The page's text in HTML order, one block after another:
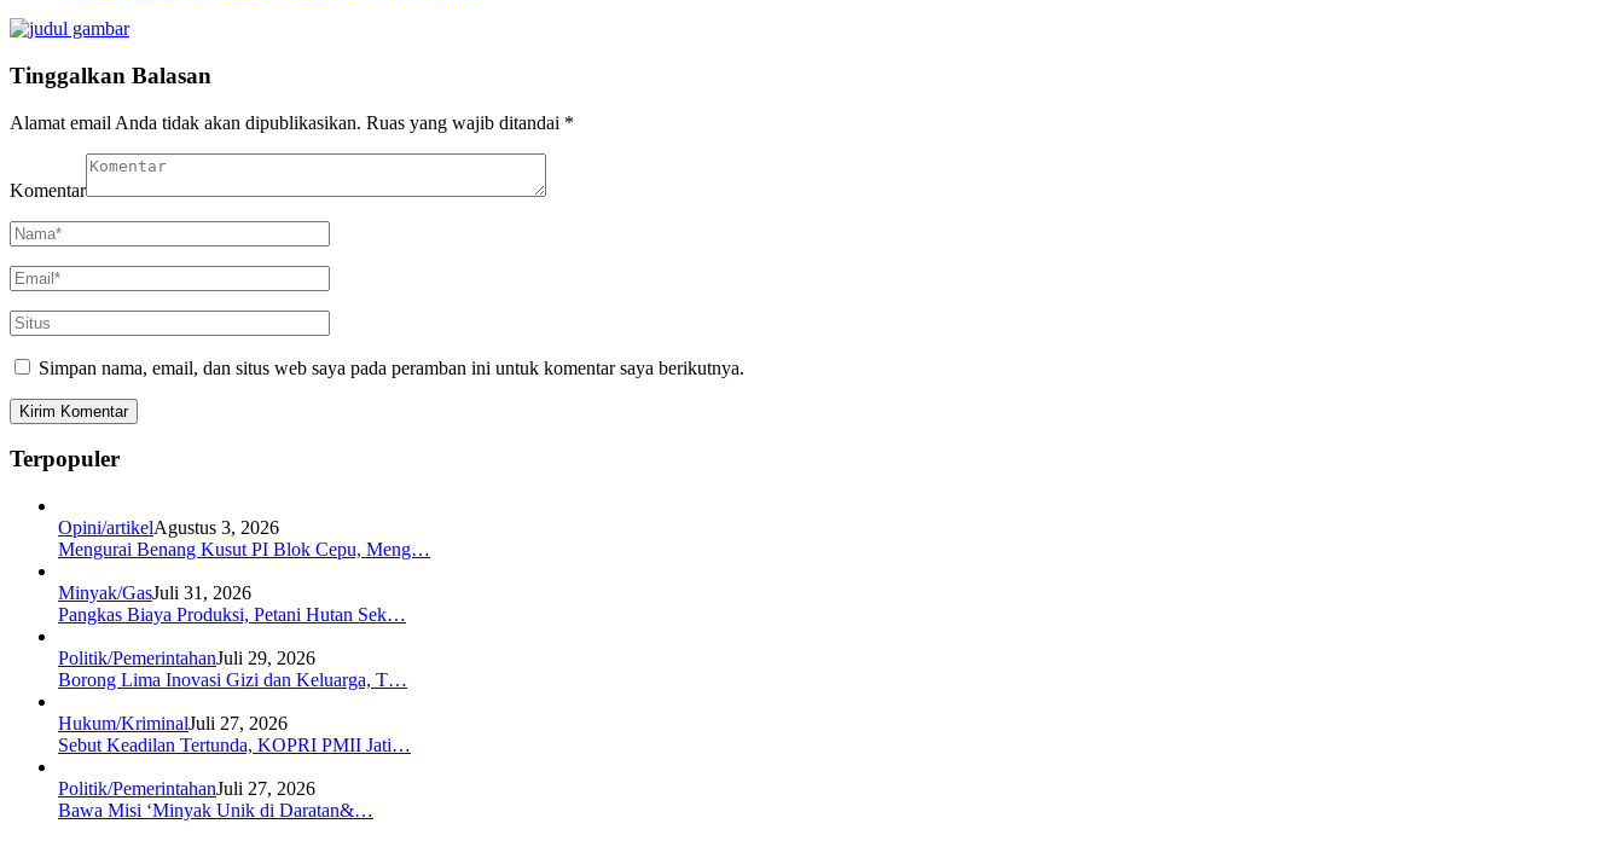
Tinggalkan Balasan
Alamat email Anda tidak akan dipublikasikan. Ruas yang wajib ditandai *
Komentar
Simpan nama, email, dan situs web saya pada peramban ini untuk komentar saya berikutnya.
Terpopuler
Opini/artikelAgustus 3, 2026
Mengurai Benang Kusut PI Blok Cepu, Meng…
Minyak/GasJuli 31, 2026
Pangkas Biaya Produksi, Petani Hutan Sek…
Politik/PemerintahanJuli 29, 2026
Borong Lima Inovasi Gizi dan Keluarga, T…
Hukum/KriminalJuli 27, 2026
Sebut Keadilan Tertunda, KOPRI PMII Jati…
Politik/PemerintahanJuli 27, 2026
Bawa Misi ‘Minyak Unik di Daratan&…